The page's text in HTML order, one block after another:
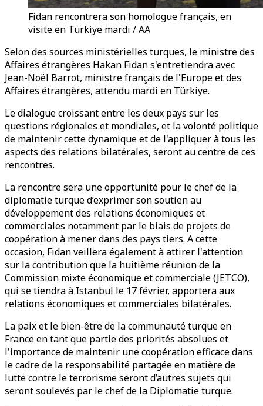
Fidan rencontrera son homologue français, en
visite en Türkiye mardi / AA
Selon des sources ministérielles turques, le ministre des
Affaires étrangères Hakan Fidan s'entretiendra avec
Jean-Noël Barrot, ministre français de l'Europe et des
Affaires étrangères, attendu mardi en Türkiye.
Le dialogue croissant entre les deux pays sur les
questions régionales et mondiales, et la volonté politique
de maintenir cette dynamique et de l'appliquer à tous les
aspects des relations bilatérales, seront au centre de ces
rencontres.
La rencontre sera une opportunité pour le chef de la
diplomatie turque d’exprimer son soutien au
développement des relations économiques et
commerciales notamment par le biais de projets de
coopération à mener dans des pays tiers. A cette
occasion, Fidan veillera également à attirer l'attention
sur la contribution que la huitième réunion de la
Commission mixte économique et commerciale (JETCO),
qui se tiendra à Istanbul le 17 février, apportera aux
relations économiques et commerciales bilatérales.
La paix et le bien-être de la communauté turque en
France en tant que partie des priorités absolues et
l'importance de maintenir une coopération efficace dans
le cadre de la responsabilité partagée en matière de
lutte contre le terrorisme seront d’autres sujets qui
seront soulevés par le chef de la Diplomatie turque.